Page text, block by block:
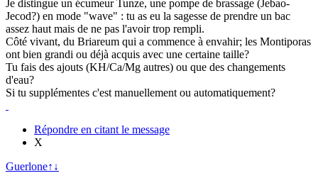
Je distingue un écumeur Tunze, une pompe de brassage (Jebao-
Jecod?) en mode "wave" : tu as eu la sagesse de prendre un bac
assez haut mais de ne pas l'avoir trop rempli.
Côté vivant, du Briareum qui a commence à envahir; les Montiporas
ont bien grandi ou déjà acquis avec une certaine taille?
Tu fais des ajouts (KH/Ca/Mg autres) ou que des changements
d'eau?
Si tu supplémentes c'est manuellement ou automatiquement?
Répondre en citant le message
X
Guerlone↑ ↓